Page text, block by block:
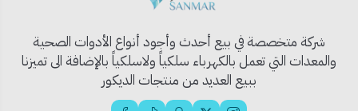
المغاسل المتعددة الاستخدام.
📦 محتويات المنتج:
شركة متخصصة في بيع أحدث وأجود أنواع الأدوات الصحية
والمعدات التي تعمل بالكهرباء سلكياً ولاسلكياً بالإضافة الى تميزنا
ببيع العديد من منتجات الديكور